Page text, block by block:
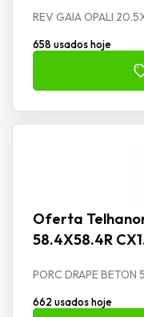
REV GAIA OPALI
658 usados hoje
Oferta
58.4X58.4R
PORC DRAPE
662 usados hoje